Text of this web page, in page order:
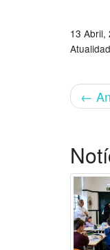
13 Abril,
←